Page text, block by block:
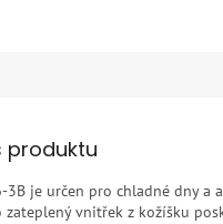
produktu
3B je určen pro chladné dny
zateplený vnitřek z kožíšku